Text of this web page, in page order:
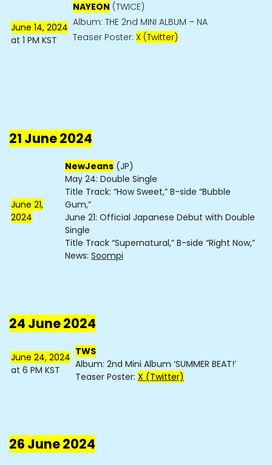
June 14, 2024
at 1 PM KST
NAYEON (TWICE)
Album: THE 2nd MINI ALBUM – NA
Teaser Poster: X (Twitter)
21 June 2024
June 21,
2024
NewJeans (JP)
May 24: Double Single
Title Track: “How Sweet,” B-side “Bubble
Gum,”
June 21: Official Japanese Debut with Double
Single
Title Track “Supernatural,” B-side “Right Now,”
News: Soompi
24 June 2024
June 24, 2024
at 6 PM KST
TWS
Album: 2nd Mini Album ‘SUMMER BEAT!’
Teaser Poster: X (Twitter)
26 June 2024